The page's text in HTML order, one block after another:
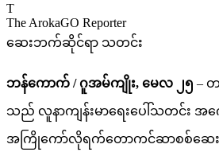
T
The ArokaGO Reporter
ဆေးဘက်ဆိုင်ရာ သတင်း
ဘန်ကောက် / ဂူအမ်ကျိုး, မေလ ၂၅ –
သည် လူနာကျန်းမာရေးပေါ်သတင်း အက
အကြိုကော်လိုရက်တောကင်ဆာစစ်ဆေးခ